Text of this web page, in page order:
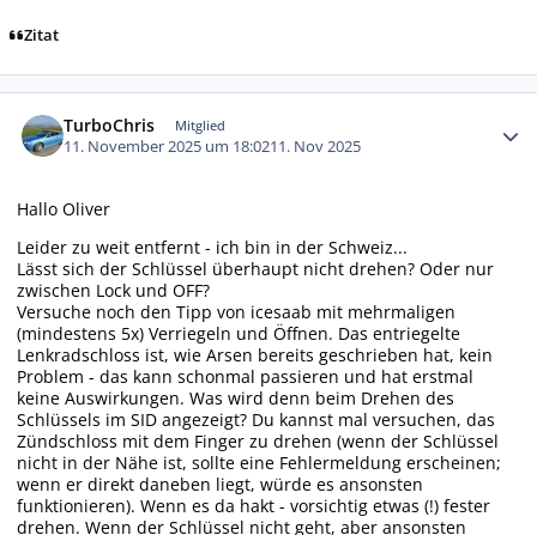
Zitat
TurboChris Mitglied
11. November 2025 um 18:0211. Nov 2025
Hallo Oliver
Leider zu weit entfernt - ich bin in der Schweiz...
Lässt sich der Schlüssel überhaupt nicht drehen? Oder nur
zwischen Lock und OFF?
Versuche noch den Tipp von icesaab mit mehrmaligen
(mindestens 5x) Verriegeln und Öffnen. Das entriegelte
Lenkradschloss ist, wie Arsen bereits geschrieben hat, kein
Problem - das kann schonmal passieren und hat erstmal
keine Auswirkungen. Was wird denn beim Drehen des
Schlüssels im SID angezeigt? Du kannst mal versuchen, das
Zündschloss mit dem Finger zu drehen (wenn der Schlüssel
nicht in der Nähe ist, sollte eine Fehlermeldung erscheinen;
wenn er direkt daneben liegt, würde es ansonsten
funktionieren). Wenn es da hakt - vorsichtig etwas (!) fester
drehen. Wenn der Schlüssel nicht geht, aber ansonsten